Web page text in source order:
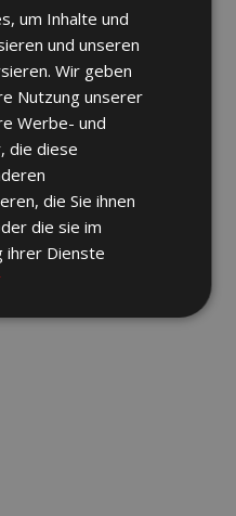
um Inhalte und
und unseren
Wir geben
Nutzung unserer
Werbe- und
die diese
die Sie ihnen
die sie im
ihrer Dienste